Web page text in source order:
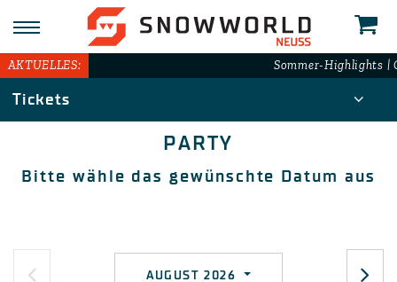
AKTUELLES: Sommer-Highlights |
Tickets
PARTY
Bitte wähle das gewünschte Datum aus
AUGUST 2026